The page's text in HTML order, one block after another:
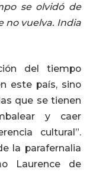
se olvidó de
no vuelva. India
del tiempo
este país, sino
que se tienen
y caer
cultural”.
la parafernalia
Laurence de